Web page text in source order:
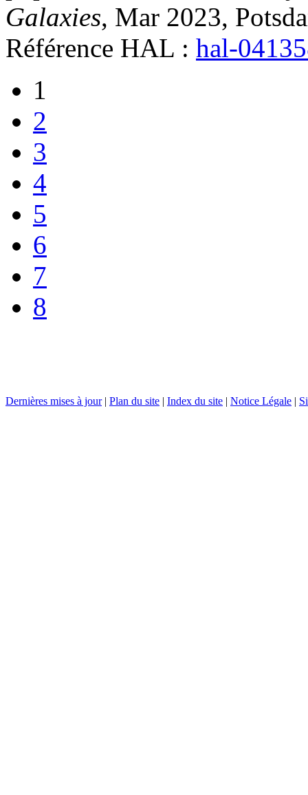
Galaxies, Mar 2023,
Référence HAL : hal-
1
2
3
4
5
6
7
8
Dernières mises à jour| Plan du site | Index du site | Notice Légale |